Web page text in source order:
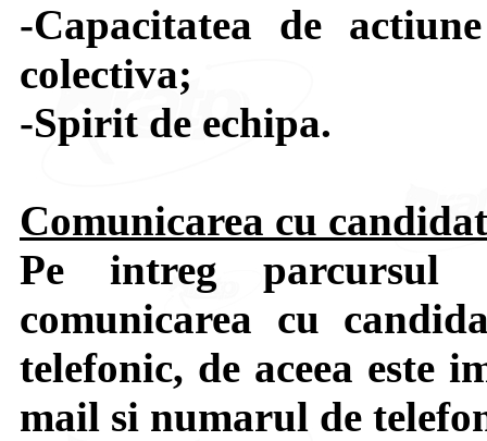
-Capacitatea de
colectiva;
-Spirit de echipa.
Comunicarea cu
Pe intreg parcursul
comunicarea cu
telefonic, de aceea este
mail si numarul de